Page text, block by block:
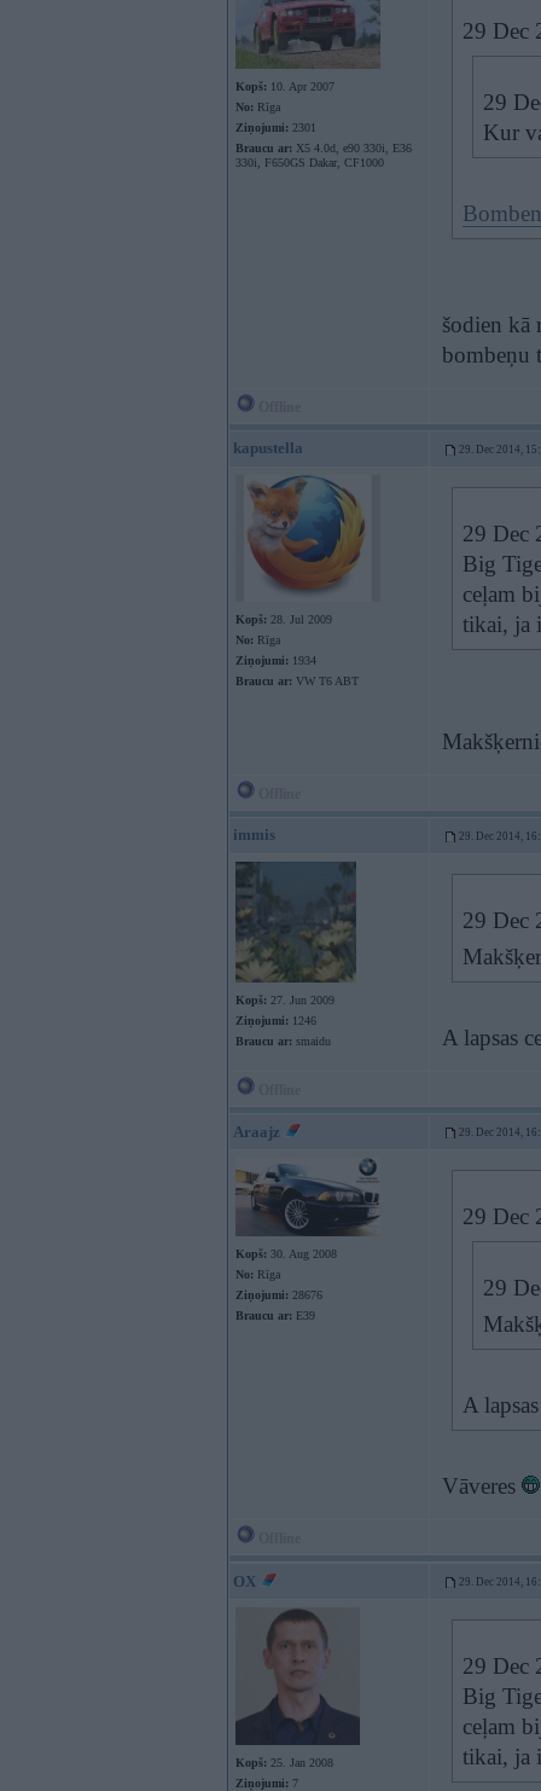
Kopš: 10. Apr 2007
No: Rīga
Ziņojumi: 2301
Braucu ar: X5 4.0d, e90 330i, E36
330i, F650GS Dakar, CF1000
29 Dec
29
Kur
šodien kā
bombeņu
kapustella 29. Dec 2014,
Kopš: 28. Jul 2009
No: Rīga
Ziņojumi: 1934
Braucu ar: VW T6 ABT
29 Dec
Big
ceļam
tikai, ja
immis 29. Dec 2014,
Kopš: 27. Jun 2009
Ziņojumi: 1246
Braucu ar: smaidu
29 Dec
A lapsas
Araajz 29. Dec 2014,
Kopš: 30. Aug 2008
No: Rīga
Ziņojumi: 28676
Braucu ar: E39
29 Dec
29
A
Vāveres
OX 29. Dec 2014,
Kopš: 25. Jan 2008
Ziņojumi: 7
29 Dec
Big
ceļam
tikai, ja